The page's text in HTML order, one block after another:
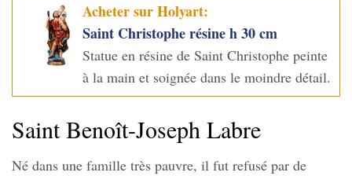
Acheter sur Holyart:
Saint Christophe résine h 30 cm
Statue en résine de Saint Christophe peinte
à la main et soignée dans le moindre détail.
Saint Benoît-Joseph Labre
Né dans une famille très pauvre, il fut refusé par de